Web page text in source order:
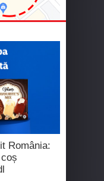
România: